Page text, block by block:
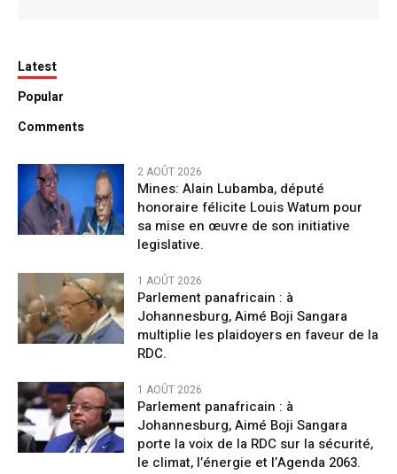
Latest
Popular
Comments
2 AOÛT 2026
Mines: Alain Lubamba, député
honoraire félicite Louis Watum pour
sa mise en œuvre de son initiative
legislative.
1 AOÛT 2026
Parlement panafricain : à
Johannesburg, Aimé Boji Sangara
multiplie les plaidoyers en faveur de la
RDC.
1 AOÛT 2026
Parlement panafricain : à
Johannesburg, Aimé Boji Sangara
porte la voix de la RDC sur la sécurité,
le climat, l’énergie et l’Agenda 2063.